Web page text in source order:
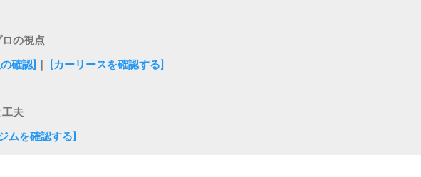
の視点
確認] [カーリースを確認する]
工夫
ムを確認する]